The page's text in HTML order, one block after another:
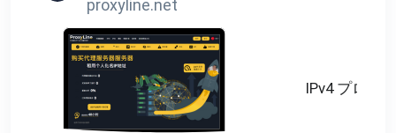
proxyline.net
IPv4 プロキシ